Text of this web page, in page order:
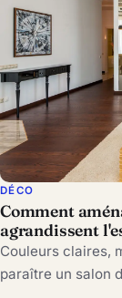
DÉCO
Comment
agrandissent
Couleurs claires,
paraître un salon